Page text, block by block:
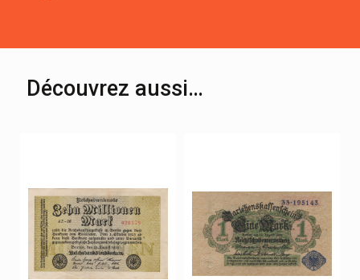
Découvrez aussi…